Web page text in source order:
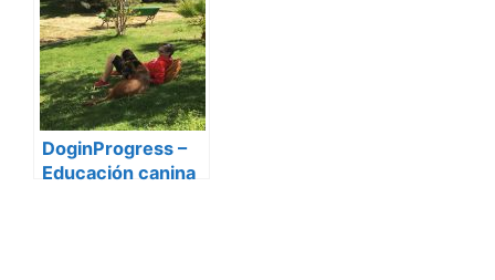
DoginProgress –
Educación canina